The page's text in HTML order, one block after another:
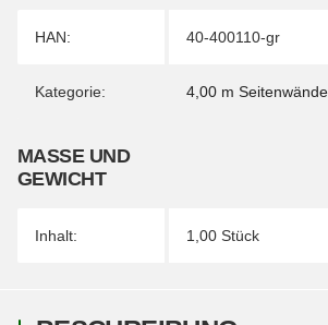
Produkteigenschaft
Wert
HAN: 40-400110-gr
Kategorie: 4,00 m Seitenwände
MASSE UND G
EWICHT
Inhalt: 1,00 Stück